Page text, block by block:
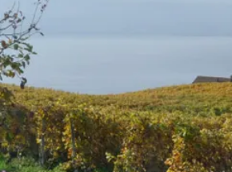
toute la Suisse
dans les plus beaux
| vins.